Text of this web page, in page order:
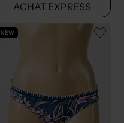
ACHAT EXPRESS
NEW